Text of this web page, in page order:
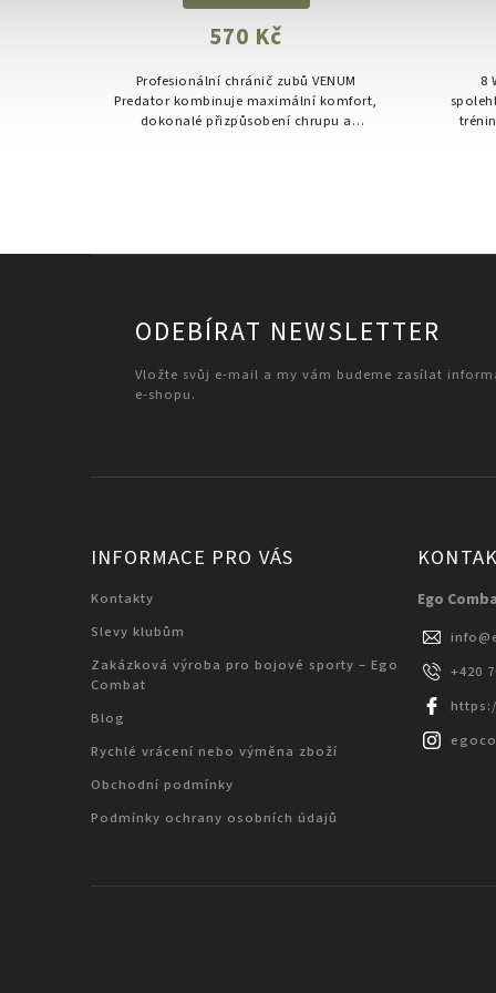
570 Kč
Profesionální chránič zubů VENUM
Predator kombinuje maximální komfort,
dokonalé přizpůsobení chrupu a
8
ODEBÍRAT NEWSLETTER
Vložte svůj e-mail a my vám budeme zasílat
e-shopu.
INFORMACE PRO VÁS
Kontakty
Slevy klubům
Zakázková výroba pro bojové sporty – Ego
Combat
Blog
Rychlé vrácení nebo výměna zboží
Obchodní podmínky
Podmínky ochrany osobních údajů
Ego
info@
+420